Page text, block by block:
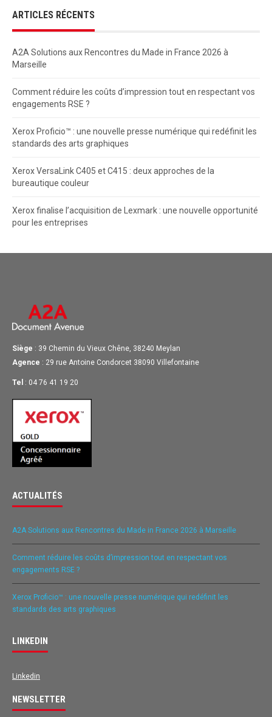
ARTICLES RÉCENTS
A2A Solutions aux Rencontres du Made in France 2026 à
Marseille
Comment réduire les coûts d’impression tout en respectant vos
engagements RSE ?
Xerox Proficio™ : une nouvelle presse numérique qui redéfinit les
standards des arts graphiques
Xerox VersaLink C405 et C415 : deux approches de la
bureautique couleur
Xerox finalise l’acquisition de Lexmark : une nouvelle opportunité
pour les entreprises
Siège : 39 Chemin du Vieux Chêne, 38240 Meylan
Agence : 29 rue Antoine Condorcet 38090 Villefontaine
Tel : 04 76 41 19 20
ACTUALITÉS
A2A Solutions aux Rencontres du Made in France 2026 à Marseille
Comment réduire les coûts d’impression tout en respectant vos
engagements RSE ?
Xerox Proficio™ : une nouvelle presse numérique qui redéfinit les
standards des arts graphiques
LINKEDIN
Linkedin
NEWSLETTER